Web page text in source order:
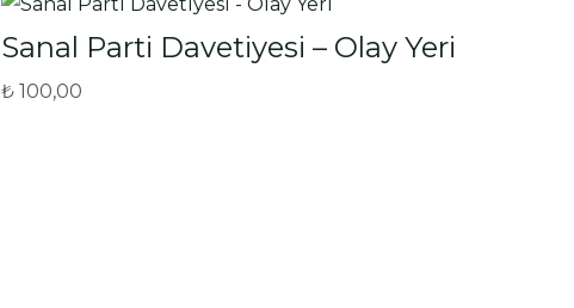
Sanal Parti Davetiyesi – Olay Yeri
₺ 100,00